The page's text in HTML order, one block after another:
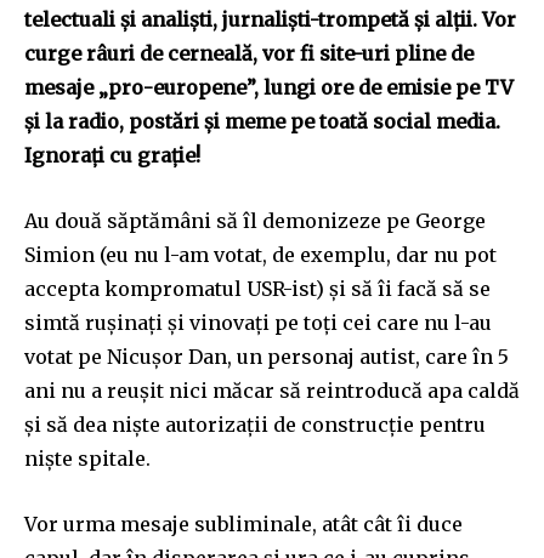
telectuali și analiști, jurnaliști-trompetă și alții. Vor
curge râuri de cerneală, vor fi site-uri pline de
mesaje „pro-europene”, lungi ore de emisie pe TV
și la radio, postări și meme pe toată social media.
Ignorați cu grație!
Au două săptămâni să îl demonizeze pe George
Simion (eu nu l-am votat, de exemplu, dar nu pot
accepta kompromatul USR-ist) și să îi facă să se
simtă rușinați și vinovați pe toți cei care nu l-au
votat pe Nicușor Dan, un personaj autist, care în 5
ani nu a reușit nici măcar să reintroducă apa caldă
și să dea niște autorizații de construcție pentru
niște spitale.
Vor urma mesaje subliminale, atât cât îi duce